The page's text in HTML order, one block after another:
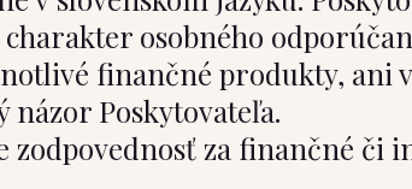
osobného
finančné produkty, ani
názor Poskytovateľa.
zodpovednosť za finančné